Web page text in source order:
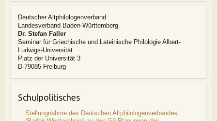
Deutscher Altphilologenverband
Landesverband Baden-Württemberg
Dr. Stefan Faller
Seminar für Griechische und Lateinische Philologie Albert-
Ludwigs-Universität
Platz der Universität 3
D-79085 Freiburg
Schulpolitisches
Stellungnahme des Deutschen Altphilologenverbandes